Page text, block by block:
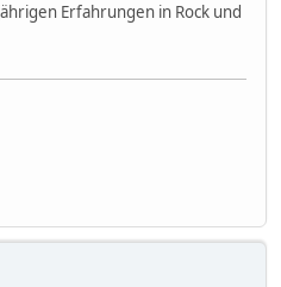
Erfahrungen in Rock und